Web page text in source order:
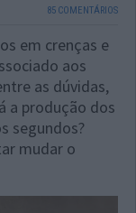
85 COMENTÁRIOS
em crenças e
aos
as dúvidas,
a produção dos
segundos?
mudar o